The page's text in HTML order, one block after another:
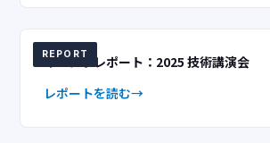
REPORT
イベントレポート：2025 技術講演会
レポートを読む